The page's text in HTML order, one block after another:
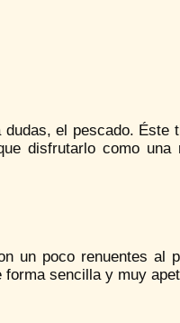
el pescado. Éste
disfrutarlo como
un poco renuentes al
sencilla y muy